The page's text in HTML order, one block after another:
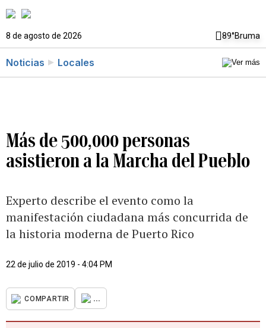
8 de agosto de 2026 89°Bruma
Noticias Locales
Más de 500,000 personas
asistieron a la Marcha del Pueblo
Experto describe el evento como la
manifestación ciudadana más concurrida de
la historia moderna de Puerto Rico
22 de julio de 2019 - 4:04 PM
COMPARTIR ...